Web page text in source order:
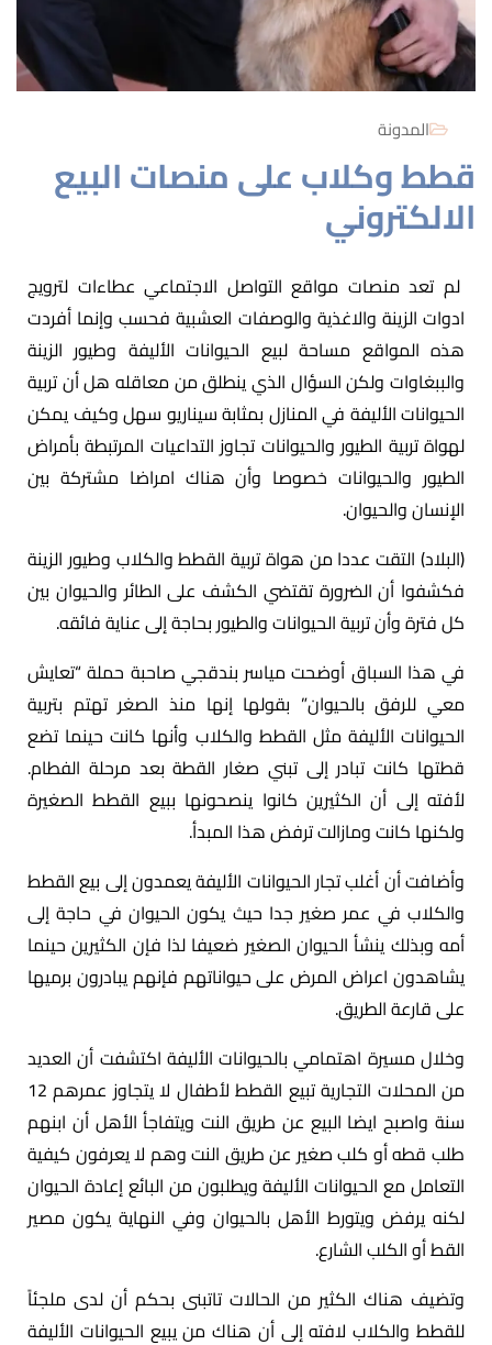
المدونة
قطط وكلاب على منصات البيع
الالكتروني
لم تعد منصات مواقع التواصل الاجتماعي عطاءات لترويج
ادوات الزينة والاغذية والوصفات العشبية فحسب وإنما أفردت
هذه المواقع مساحة لبيع الحيوانات الأليفة وطيور الزينة
والببغاوات ولكن السؤال الذي ينطلق من معاقله هل أن تربية
الحيوانات الأليفة في المنازل بمثابة سيناريو سهل وكيف يمكن
لهواة تربية الطيور والحيوانات تجاوز التداعيات المرتبطة بأمراض
الطيور والحيوانات خصوصا وأن هناك امراضا مشتركة بين
الإنسان والحيوان.
(البلاد) التقت عددا من هواة تربية القطط والكلاب وطيور الزينة
فكشفوا أن الضرورة تقتضي الكشف على الطائر والحيوان بين
كل فترة وأن تربية الحيوانات والطيور بحاجة إلى عناية فائقه.
في هذا السباق أوضحت مياسر بندقجي صاحبة حملة “تعايش
معي للرفق بالحيوان” بقولها إنها منذ الصغر تهتم بتربية
الحيوانات الأليفة مثل القطط والكلاب وأنها كانت حينما تضع
قطتها كانت تبادر إلى تبني صغار القطة بعد مرحلة الفطام.
لأفته إلى أن الكثيرين كانوا ينصحونها ببيع القطط الصغيرة
ولكنها كانت ومازالت ترفض هذا المبدأ.
وأضافت أن أغلب تجار الحيوانات الأليفة يعمدون إلى بيع القطط
والكلاب في عمر صغير جدا حيث يكون الحيوان في حاجة إلى
أمه وبذلك ينشأ الحيوان الصغير ضعيفا لذا فإن الكثيرين حينما
يشاهدون اعراض المرض على حيواناتهم فإنهم يبادرون برميها
على قارعة الطريق.
وخلال مسيرة اهتمامي بالحيوانات الأليفة اكتشفت أن العديد
من المحلات التجارية تبيع القطط لأطفال لا يتجاوز عمرهم 12
سنة واصبح ايضا البيع عن طريق النت ويتفاجأ الأهل أن ابنهم
طلب قطه أو كلب صغير عن طريق النت وهم لا يعرفون كيفية
التعامل مع الحيوانات الأليفة ويطلبون من البائع إعادة الحيوان
لكنه يرفض ويتورط الأهل بالحيوان وفي النهاية يكون مصير
القط أو الكلب الشارع.
وتضيف هناك الكثير من الحالات تاتبنى بحكم أن لدى ملجئاً
للقطط والكلاب لافته إلى أن هناك من يبيع الحيوانات الأليفة